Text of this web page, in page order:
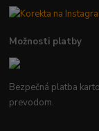
Možnosti platby
Bezpečná platba
prevodom.